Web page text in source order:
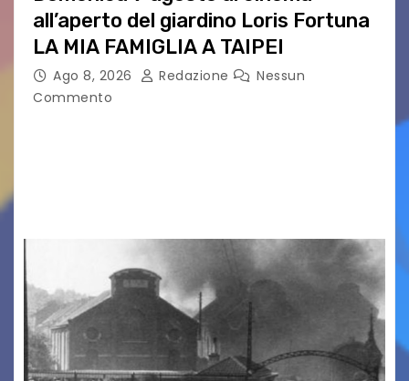
all’aperto del giardino Loris Fortuna
LA MIA FAMIGLIA A TAIPEI
Ago 8, 2026 Redazione
Nessun
Commento